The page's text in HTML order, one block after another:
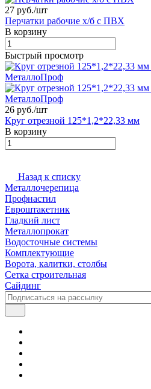
27 руб./шт
Перчатки рабочие х/б с ПВХ
В корзину
Быстрый просмотр
26 руб./шт
Круг отрезной 125*1,2*22,33 мм
В корзину
Назад к списку
Металлочерепица
Профнастил
Евроштакетник
Гладкий лист
Металлопрокат
Водосточные системы
Комплектующие
Ворота, калитки, столбы
Сетка строительная
Сайдинг